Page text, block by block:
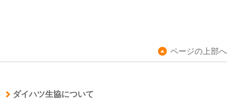
ページの上部へ
ダイハツ生協について